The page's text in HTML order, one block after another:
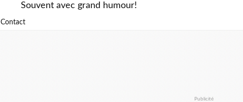
Souvent avec grand humour!
Contact
Publicité